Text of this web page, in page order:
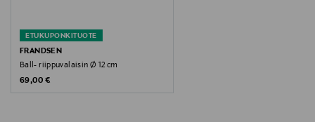
Koko
ø 12 cm
Valmistusmaa
ETUKUPONKITUOTE
FRANDSEN
Ball- riippuvalaisin Ø 12 cm
Original Price
69,00 €